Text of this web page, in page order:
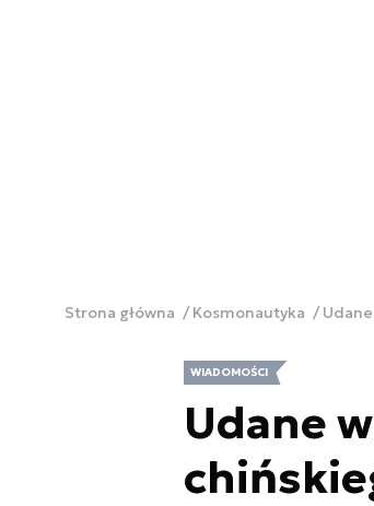
Strona główna Kosmonautyka
WIADOMOŚCI
Udane